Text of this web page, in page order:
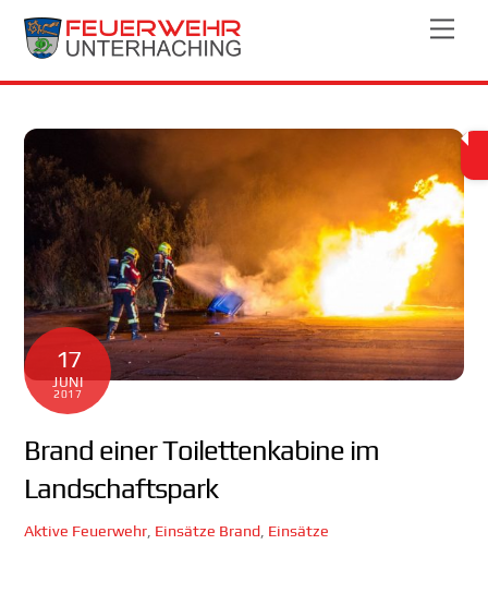
Skip
17
JUNI
2017
Brand einer Toilettenkabine im
Landschaftspark
Aktive Feuerwehr, Einsätze Brand, Einsätze